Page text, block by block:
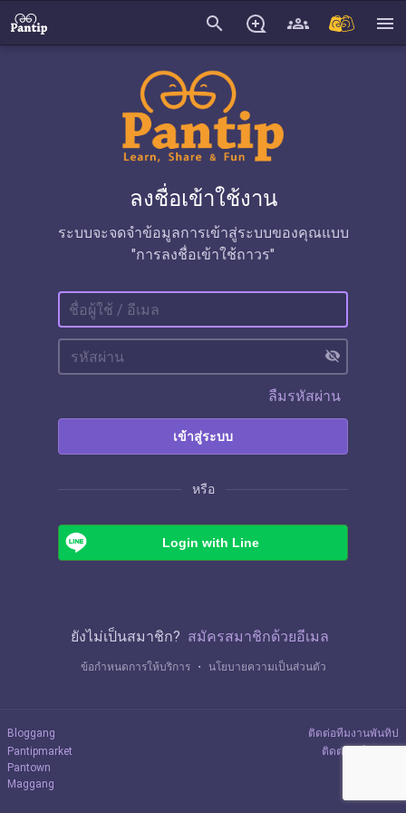
search menu
ลงชื่อเข้าใช้งาน
ระบบจะจดจำข้อมูลการเข้าสู่ระบบของคุณแบบ
"การลงชื่อเข้าใช้ถาวร"
visibility_off
ลืมรหัสผ่าน
เข้าสู่ระบบ
หรือ
Login with Line
ยังไม่เป็นสมาชิก? สมัครสมาชิกด้วยอีเมล
ข้อกำหนดการให้บริการ ・ นโยบายความเป็นส่วนตัว
Bloggang
Pantipmarket
Pantown
Maggang
ติดต่อทีมงานพันทิป
ติดต่อลงโฆษณา